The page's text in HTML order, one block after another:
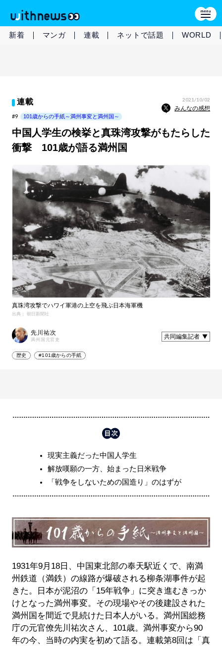
新着 マンガ 連載 ネットで話題 WORLD
連載 2021/10/02
みんなの感想
#9 101歳からの手紙～満州事変と満州国～
中国人学生の検挙と真珠湾攻撃がもたらした
衝撃 101歳が語る満州国
真珠湾攻撃でハワイ軍港の上空を飛ぶ日本海軍機
出典： 朝日新聞社
先川祐次
満州国元官吏 共同編集記者
歴史 #101歳からの手紙
現実主義だった中国人学生
解放嘆願の一方、始まった日米戦争
「戦争をしないための国造り」のはずが
1931年9月18日、中国東北部の奉天駅近くで、南満
州鉄道（満鉄）の線路が爆破される柳条湖事件が起
きた。日本が泥沼の「15年戦争」に突き進むきっか
けとなった満州事変。その現場やその後建設された
満州国を間近で見続けた日本人がいる。満州国総務
庁の元官僚先川祐次さん、101歳。満州事変から90
年の今、当時の内実を初めて語る。連載第8回は「真